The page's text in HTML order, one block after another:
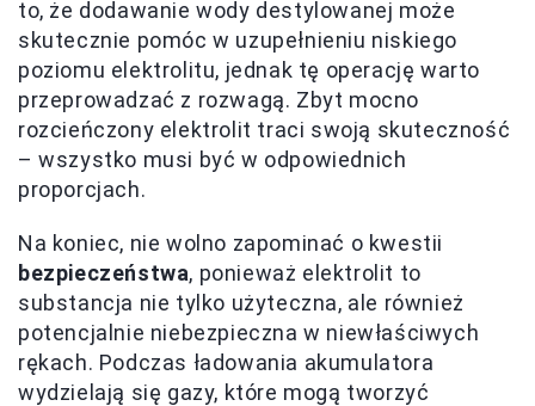
to, że dodawanie wody destylowanej może
skutecznie pomóc w uzupełnieniu niskiego
poziomu elektrolitu, jednak tę operację warto
przeprowadzać z rozwagą. Zbyt mocno
rozcieńczony elektrolit traci swoją skuteczność
– wszystko musi być w odpowiednich
proporcjach.
Na koniec, nie wolno zapominać o kwestii
bezpieczeństwa, ponieważ elektrolit to
substancja nie tylko użyteczna, ale również
potencjalnie niebezpieczna w niewłaściwych
rękach. Podczas ładowania akumulatora
wydzielają się gazy, które mogą tworzyć